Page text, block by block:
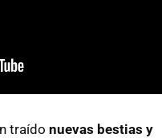
traído nuevas bestias y